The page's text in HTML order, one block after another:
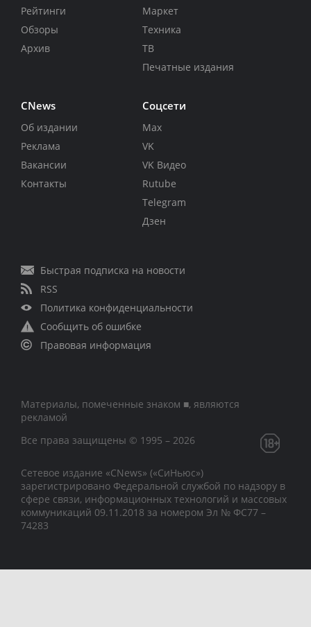
Рейтинги
Обзоры
Архив
Маркет
Техника
ТВ
Печатные издания
CNews
Об издании
Реклама
Вакансии
Контакты
Соцсети
Max
VK
VK Видео
Rutube
Telegram
Дзен
Быстрая подписка на новости
RSS
Политика конфиденциальности
Сообщить об ошибке
Правовая информация
Материалы, помеченные знаком ■, являются
рекламой
Все права защищены © 1995 – 2026
Сетевое издание «CNews» («СиНьюс»)
зарегистрировано Федеральной службой по надзору в
сфере связи, информационных технологий и массовых
коммуникаций 09.11.2018 за номером Эл № ФС77 –
74283